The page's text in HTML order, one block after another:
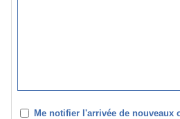
Me notifier l'arrivée de nouveaux